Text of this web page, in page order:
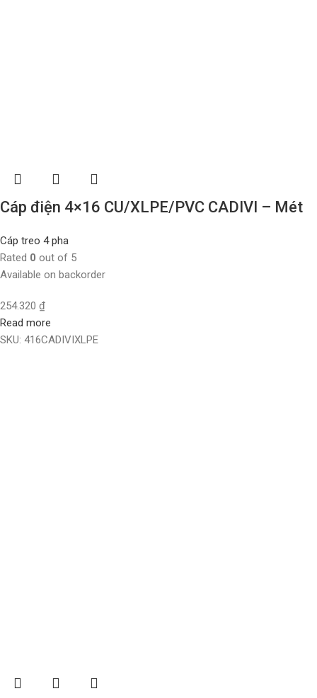
Cáp điện 4×16 CU/XLPE/PVC CADIVI – Mét
Cáp treo 4 pha
Rated 0 out of 5
Available on backorder
254.320 ₫
Read more
SKU: 416CADIVIXLPE